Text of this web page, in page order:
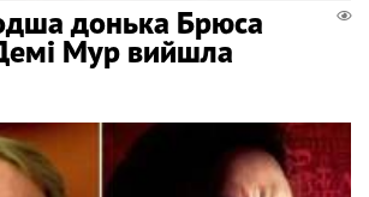
донька Брюса
Мур вийшла